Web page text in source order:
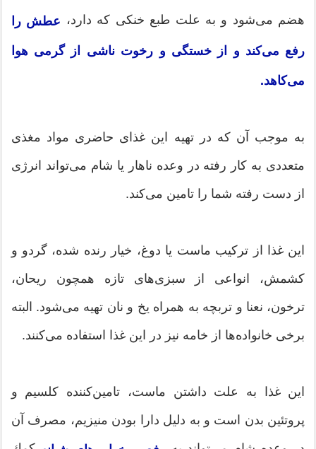
هضم می‌شود و به علت طبع خنكی كه دارد، عطش را
رفع می‌كند و از خستگی و رخوت ناشی از گرمی هوا
می‌كاهد.
به موجب آن كه در تهیه این غذای حاضری مواد مغذی
متعددی به كار رفته در وعده ناهار یا شام می‌تواند انرژی
از دست رفته شما را تامین می‌كند.
این غذا از تركیب ماست یا دوغ، خیار رنده شده، گردو و
كشمش، انواعی از سبزی‌های تازه همچون ریحان،
ترخون، نعنا و تربچه به همراه یخ و نان تهیه می‌شود. البته
برخی خانواده‌ها از خامه نیز در این غذا استفاده می‌كنند.
این غذا به علت داشتن ماست، تامین‌كننده كلسیم و
پروتئین بدن است و به دلیل دارا بودن منیزیم، مصرف آن